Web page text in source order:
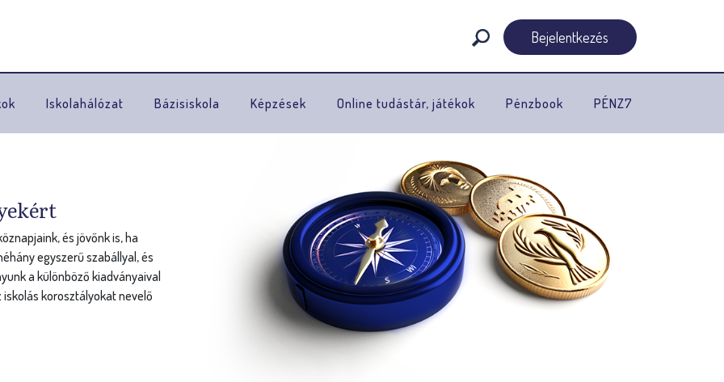
Bejelentkezés
Iskolahálózat Bázisiskola Képzések Online tudástár, játékok Pénzbook PÉNZ7
és jövőnk is, ha
egyszerű szabállyal, és
a különböző kiadványaival
korosztályokat nevelő